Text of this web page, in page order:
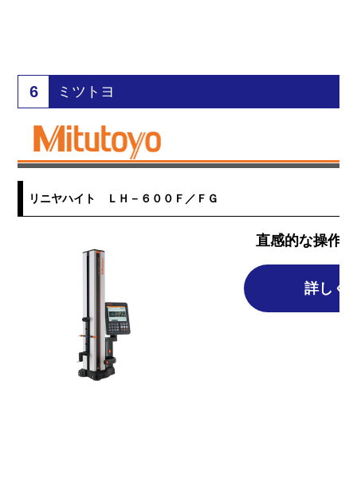
6 ミツトヨ
リニヤハイト ＬＨ－６００Ｆ／ＦＧ
直感的な操作
詳しく